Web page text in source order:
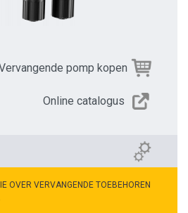
pomp kopen
Online catalogus
OVER VERVANGENDE TOEBEHOREN